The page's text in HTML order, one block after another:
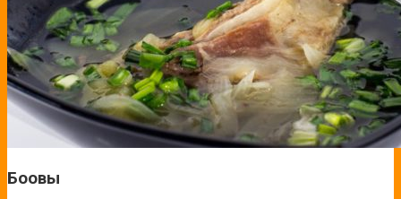
Боовы